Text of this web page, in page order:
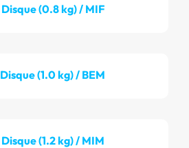
Disque (0.8 kg) / MIF
Disque (1.0 kg) / BEM
Disque (1.2 kg) / MIM